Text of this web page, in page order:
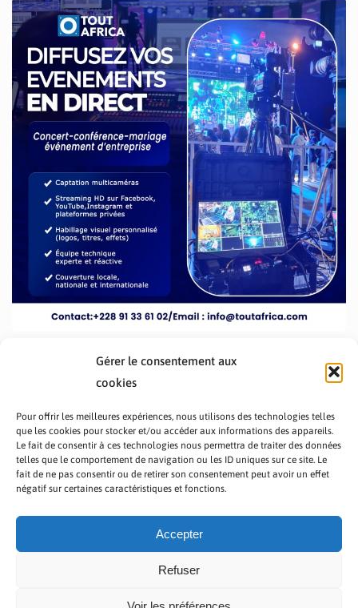
Gérer le consentement aux
cookies
Pour offrir les meilleures expériences, nous utilisons des technologies telles
que les cookies pour stocker et/ou accéder aux informations des appareils.
Le fait de consentir à ces technologies nous permettra de traiter des données
telles que le comportement de navigation ou les ID uniques sur ce site. Le
fait de ne pas consentir ou de retirer son consentement peut avoir un effet
négatif sur certaines caractéristiques et fonctions.
Accepter
Refuser
PRÉSENTATION TOUTAFRICA
A PROPOS